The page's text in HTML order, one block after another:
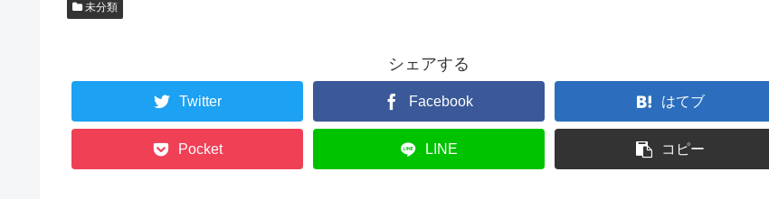
未分類
シェアする
Twitter Facebook はてブ
Pocket LINE コピー